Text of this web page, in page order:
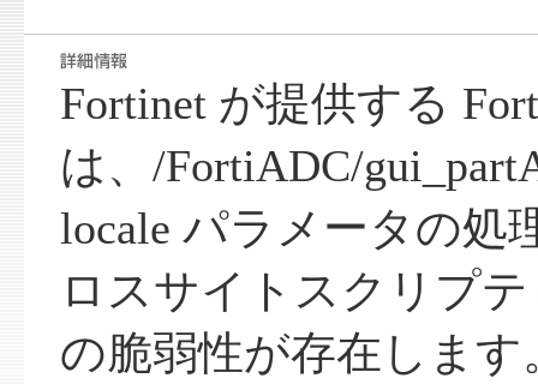
Fortinet が提供する
は、/FortiADC/
locale パラメータの処
ロスサイトスクリプ
の脆弱性が存在します